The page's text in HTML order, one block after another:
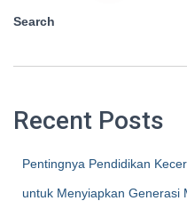
pagination
Search
Recent Posts
Pentingnya Pendidikan
untuk Menyiapkan Generasi